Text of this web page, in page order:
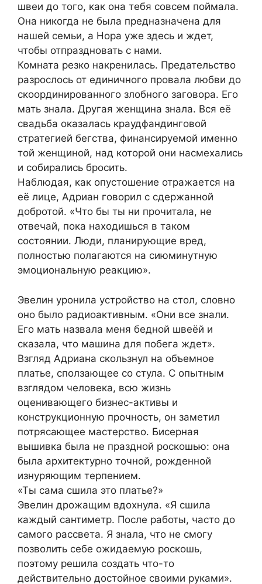
швеи до того, как она тебя совсем поймала.
Она никогда не была предназначена для
нашей семьи, а Нора уже здесь и ждет,
чтобы отпраздновать с нами.
Комната резко накренилась. Предательство
разрослось от единичного провала любви до
скоординированного злобного заговора. Его
мать знала. Другая женщина знала. Вся её
свадьба оказалась краудфандинговой
стратегией бегства, финансируемой именно
той женщиной, над которой они насмехались
и собирались бросить.
Наблюдая, как опустошение отражается на
её лице, Адриан говорил с сдержанной
добротой. «Что бы ты ни прочитала, не
отвечай, пока находишься в таком
состоянии. Люди, планирующие вред,
полностью полагаются на сиюминутную
эмоциональную реакцию».
Эвелин уронила устройство на стол, словно
оно было радиоактивным. «Они все знали.
Его мать назвала меня бедной швеёй и
сказала, что машина для побега ждет».
Взгляд Адриана скользнул на объемное
платье, сползающее со стула. С опытным
взглядом человека, всю жизнь
оценивающего бизнес-активы и
конструкционную прочность, он заметил
потрясающее мастерство. Бисерная
вышивка была не праздной роскошью: она
была архитектурно точной, рожденной
изнуряющим терпением.
«Ты сама сшила это платье?»
Эвелин дрожащим вдохнула. «Я сшила
каждый сантиметр. После работы, часто до
самого рассвета. Я знала, что не смогу
позволить себе ожидаемую роскошь,
поэтому решила создать что-то
действительно достойное своими руками».